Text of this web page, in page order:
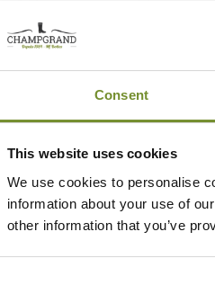
Consent
This website uses cookies
We use cookies to personalise
information about your use of
other information that you’ve
ce sac à bottes à l'effigie de la
qui sera idéal pour vos bottes qui
Dubarry.
éclair et d'une sangle avec